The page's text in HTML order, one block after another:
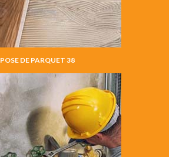
POSE DE PARQUET 38